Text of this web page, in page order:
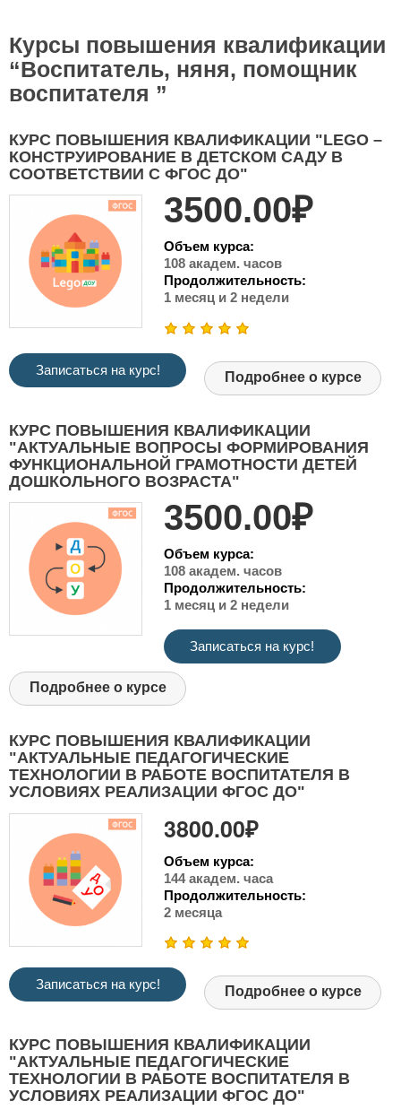
Курсы повышения квалификации
“Воспитатель, няня, помощник
воспитателя ”
КУРС ПОВЫШЕНИЯ КВАЛИФИКАЦИИ "LEGO –
КОНСТРУИРОВАНИЕ В ДЕТСКОМ САДУ В
СООТВЕТСТВИИ С ФГОС ДО"
3500.00₽
Объем курса:
108 академ. часов
Продолжительность:
1 месяц и 2 недели
Записаться на курс! Подробнее о курсе
КУРС ПОВЫШЕНИЯ КВАЛИФИКАЦИИ
"АКТУАЛЬНЫЕ ВОПРОСЫ ФОРМИРОВАНИЯ
ФУНКЦИОНАЛЬНОЙ ГРАМОТНОСТИ ДЕТЕЙ
ДОШКОЛЬНОГО ВОЗРАСТА"
3500.00₽
Объем курса:
108 академ. часов
Продолжительность:
1 месяц и 2 недели
Записаться на курс!
Подробнее о курсе
КУРС ПОВЫШЕНИЯ КВАЛИФИКАЦИИ
"АКТУАЛЬНЫЕ ПЕДАГОГИЧЕСКИЕ
ТЕХНОЛОГИИ В РАБОТЕ ВОСПИТАТЕЛЯ В
УСЛОВИЯХ РЕАЛИЗАЦИИ ФГОС ДО"
3800.00₽
Объем курса:
144 академ. часа
Продолжительность:
2 месяца
Записаться на курс! Подробнее о курсе
КУРС ПОВЫШЕНИЯ КВАЛИФИКАЦИИ
"АКТУАЛЬНЫЕ ПЕДАГОГИЧЕСКИЕ
ТЕХНОЛОГИИ В РАБОТЕ ВОСПИТАТЕЛЯ В
УСЛОВИЯХ РЕАЛИЗАЦИИ ФГОС ДО"